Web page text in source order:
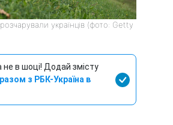
українців (фото: Getty
не в шоці! Додай змісту
разом з РБК-Україна в